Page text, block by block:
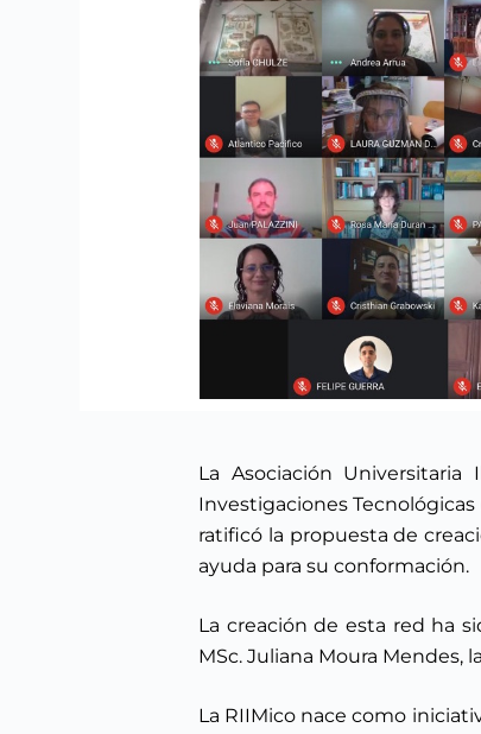
La Asociación
Investigaciones
ratificó la propuesta de
ayuda para su conformación.
La creación de esta red ha
MSc. Juliana Moura Mendes,
La RIIMico nace como